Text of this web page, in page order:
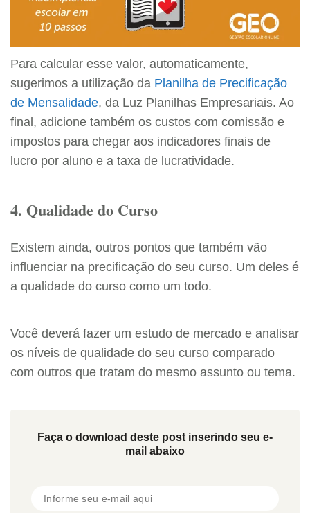
Para calcular esse valor, automaticamente,
sugerimos a utilização da Planilha de Precificação
de Mensalidade, da Luz Planilhas Empresariais. Ao
final, adicione também os custos com comissão e
impostos para chegar aos indicadores finais de
lucro por aluno e a taxa de lucratividade.
4. Qualidade do Curso
Existem ainda, outros pontos que também vão
influenciar na precificação do seu curso. Um deles é
a qualidade do curso como um todo.
Você deverá fazer um estudo de mercado e analisar
os níveis de qualidade do seu curso comparado
com outros que tratam do mesmo assunto ou tema.
Faça o download deste post inserindo seu e-
mail abaixo